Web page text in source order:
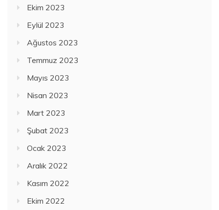
Ekim 2023
Eylül 2023
Ağustos 2023
Temmuz 2023
Mayıs 2023
Nisan 2023
Mart 2023
Şubat 2023
Ocak 2023
Aralık 2022
Kasım 2022
Ekim 2022